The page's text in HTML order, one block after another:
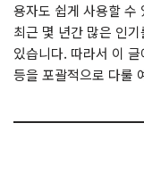
용자도 쉽게 사용할 수
최근 몇 년간 많은 인
있습니다. 따라서 이
등을 포괄적으로 다룰